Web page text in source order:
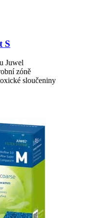
S
Juwel
zóně
sloučeniny